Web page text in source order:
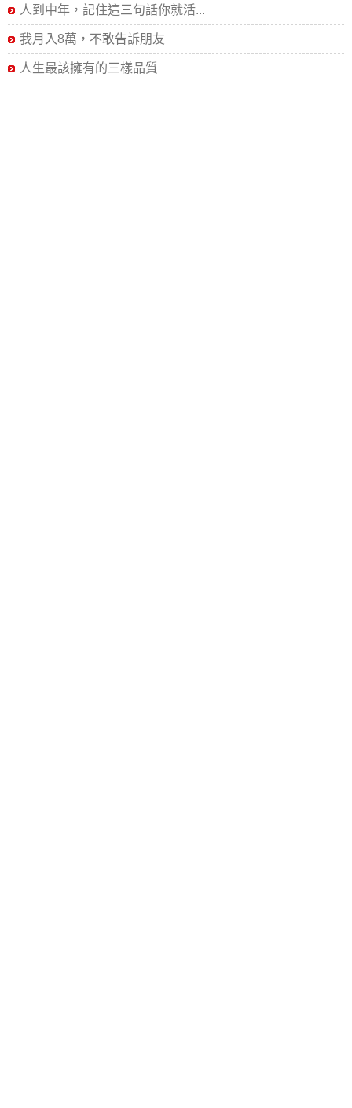
人到中年，記住這三句話你就活...
我月入8萬，不敢告訴朋友
人生最該擁有的三樣品質